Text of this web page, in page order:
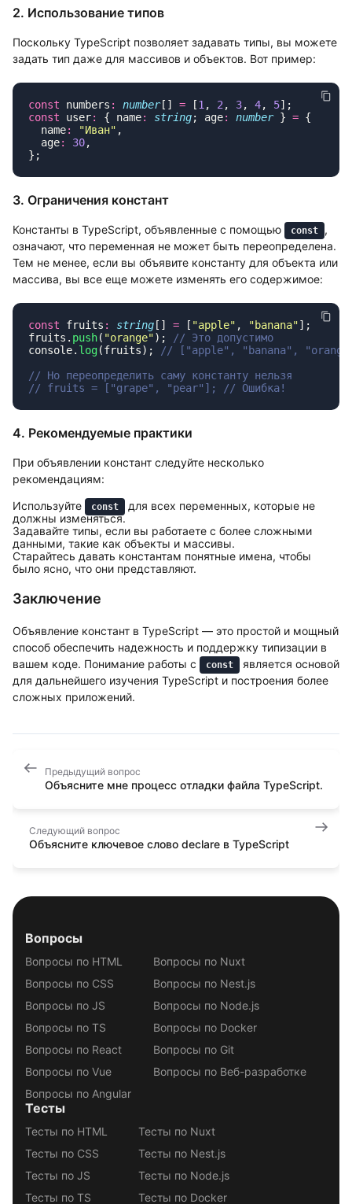
2. Использование типов
Поскольку TypeScript позволяет задавать типы, вы можете
задать тип даже для массивов и объектов. Вот пример:
const numbers : number[] = [1 , 2 , 3, 4, 5
const user: { name: string; age: number } =
  name
: "Иван"
  age
: 30
3. Ограничения констант
Константы в TypeScript, объявленные с помощью const
,
означают, что переменная не может быть переопределена.
Тем не менее, если вы объявите константу для объекта или
массива, вы все еще можете изменять его содержимое:
const fruits : string [] = [ "apple" , "banana"
fruits. push( "orange");
console. log(fruits);
// fruits = ["grape", "pear"];
4. Рекомендуемые практики
При объявлении констант следуйте несколько
рекомендациям:
Используйте
const
для всех переменных, которые не
должны изменяться.
Задавайте типы, если вы работаете с более сложными
данными, такие как объекты и массивы.
Старайтесь давать константам понятные имена, чтобы
было ясно, что они представляют.
Заключение
Объявление констант в TypeScript — это простой и мощный
способ обеспечить надежность и поддержку типизации в
вашем коде. Понимание работы с
const
является основой
для дальнейшего изучения TypeScript и построения более
сложных приложений.
Предыдущий вопрос
Объясните мне процесс отладки файла TypeScript.
Следующий вопрос
Объясните ключевое слово declare в TypeScript
Вопросы
Вопросы по HTML
Вопросы по CSS
Вопросы по JS
Вопросы по TS
Вопросы по React
Вопросы по Vue
Вопросы по Angular
Вопросы по Nuxt
Вопросы по Nest.js
Вопросы по Node.js
Вопросы по Docker
Вопросы по Git
Вопросы по Веб-разработке
Тесты
Тесты по HTML
Тесты по CSS
Тесты по JS
Тесты по TS
Тесты по Nuxt
Тесты по Nest.js
Тесты по Node.js
Тесты по Docker